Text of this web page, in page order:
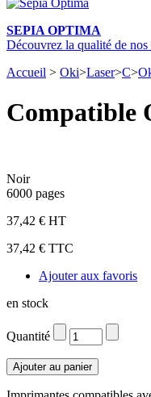
SEPIA OPTIMA
Découvrez la qualité de
Accueil > Oki>Laser>C>
Compatible
Noir
6000 pages
37,42 € HT
37,42 € TTC
Ajouter aux favoris
en stock
Quantité